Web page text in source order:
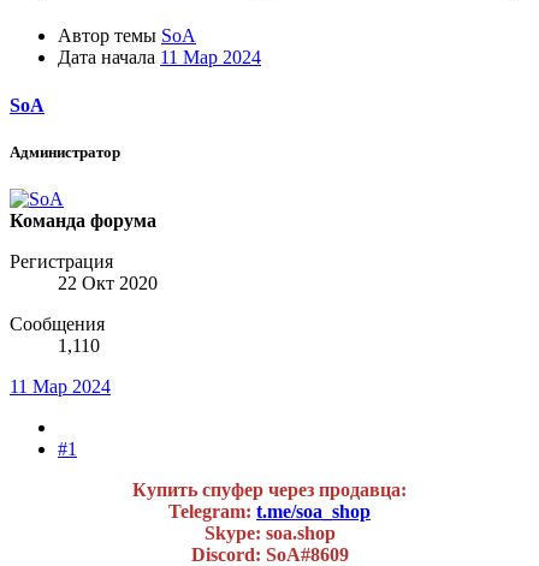
Автор темы SoA
Дата начала 11 Мар 2024
SoA
Администратор
Команда форума
Регистрация
22 Окт 2020
Сообщения
1,110
11 Мар 2024
#1
Купить спуфер через продавца:
Telegram: t.me/soa_shop
Skype: soa.shop
Discord: SoA#8609